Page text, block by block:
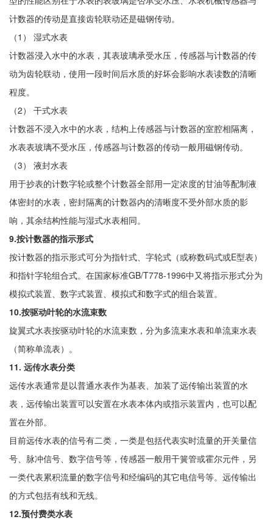
计数器的传动是直接齿轮联动还是磁钢传动。
（1） 湿式水表
计数器浸入水中的水表，其表玻璃承受水压，传感器与计数器的传
动为齿轮联动，使用一段时间后水质的好坏会影响水表读数的清晰
程度。
（2） 干式水表
计数器不浸入水中的水表，结构上传感器与计数器的室腔相隔离，
水表表玻璃不受水压，传感器与计数器的传动一般用磁钢传动。
（3） 液封水表
用于抄表的计数字轮或整个计数器全部用一定浓度的甘油等配制液
体密封的水表，密封隔离的计数器内的清晰度不受外部水质的影
响，其余结构性能与湿式水表相同。
9.按计数器的指示形式
按计数器的指示形式可分为指针式、字轮式（或称数码式或E型表）
和指针字轮组合式。在国家标准GB/T778-1996中又将指示形式分为
模拟式装置、数字式装置、模拟式和数字式的组合装置。
10.按驱动叶轮的水流束数
旋翼式水表按驱动叶轮的水流束数，分为多流束水表和单流束水表
（简称单流表）。
11. 远传水表分类
远传水表通常是以普通水表作为基表、加装了远传输出装置的水
表，远传输出装置可以安置在水表本体内或指示装置内，也可以配
置在外部。
目前远传水表的信号有二类，一类是包括代表实时流量的开关量信
号、脉冲信号、数字信号等，传感器一般用干簧管或霍尔元件，另
一类代表累积流量的数字信号和经编码的其它电信号等。远传输出
的方式包括有线和无线。
12.预付费类水表